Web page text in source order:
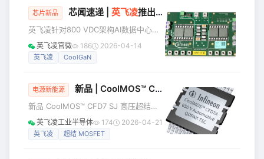
产品，带您一览硬核技术亮点！ 硬核芯
片推荐
举行颁证仪式。 这标志着国民技术MCU产品的设计、开发、
生产及维护流程已全面符合功能安全领域的国际核心准则，达
到最高安全完
芯片新品 芯闻速递 | 英飞凌推出多款创新电源解决方案，全面赋能AI数据中心提效增速
英飞凌针对800 VDC架构AI数据中心推
出基于CoolGaN™的高压IBC参考设计 全
球功率系统和物联网领域的半导体领导
计，帮助客户加速向±400 V和800 V直
流（VDC）供电的AI服务器电源架构转
型。这些参考设计采用英飞凌的650 V
CoolGaN™开关，专为追求更高机架功
率、更低配电损耗、更优散热性能的超
英飞凌官微 186 2026-04-14
英飞凌 CoolGaN
电源新能源 新品 | CoolMOS™ CFD7 SJ高压超结MOSFET 650V系列
新品 CoolMOS™ CFD7 SJ 高压超结
MOSFET 650V系列 650V CoolMOS™
CFD7是英飞凌最新高压超结MOSFET技
英飞凌工业半导体 174 2026-04-21
英飞凌 超结 MOSFET